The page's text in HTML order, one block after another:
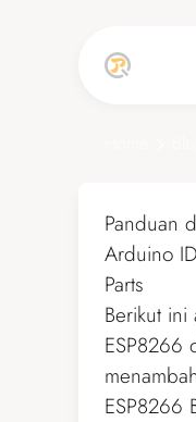
Panduan
Arduino
Parts
Berikut
ESP8266
ESP8266